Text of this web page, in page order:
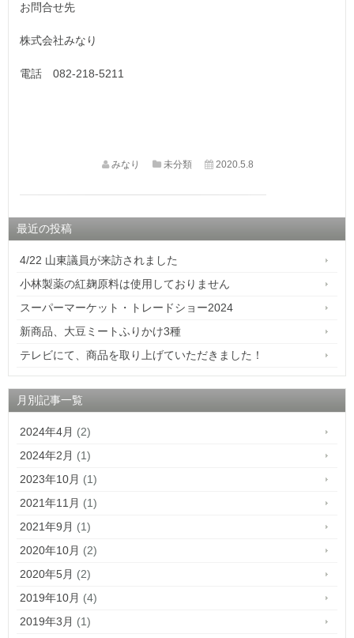
お問合せ先
株式会社みなり
電話 082-218-5211
みなり 未分類 2020.5.8
最近の投稿
4/22 山東議員が来訪されました
小林製薬の紅麹原料は使用しておりません
スーパーマーケット・トレードショー2024
新商品、大豆ミートふりかけ3種
テレビにて、商品を取り上げていただきました！
月別記事一覧
2024年4月 (2)
2024年2月 (1)
2023年10月 (1)
2021年11月 (1)
2021年9月 (1)
2020年10月 (2)
2020年5月 (2)
2019年10月 (4)
2019年3月 (1)